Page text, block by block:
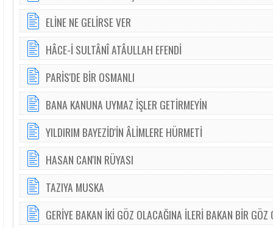
ELİNE NE GELİRSE VER
HÂCE-İ SULTÂNÎ ATÂULLAH EFENDİ
PARİS'DE BİR OSMANLI
BANA KANUNA UYMAZ İŞLER GETİRMEYİN
YILDIRIM BAYEZİD'İN ÂLİMLERE HÜRMETİ
HASAN CAN'IN RÜYASI
TAZIYA MUSKA
GERİYE BAKAN İKİ GÖZ OLACAĞINA İLERİ BAKAN BİR GÖZ